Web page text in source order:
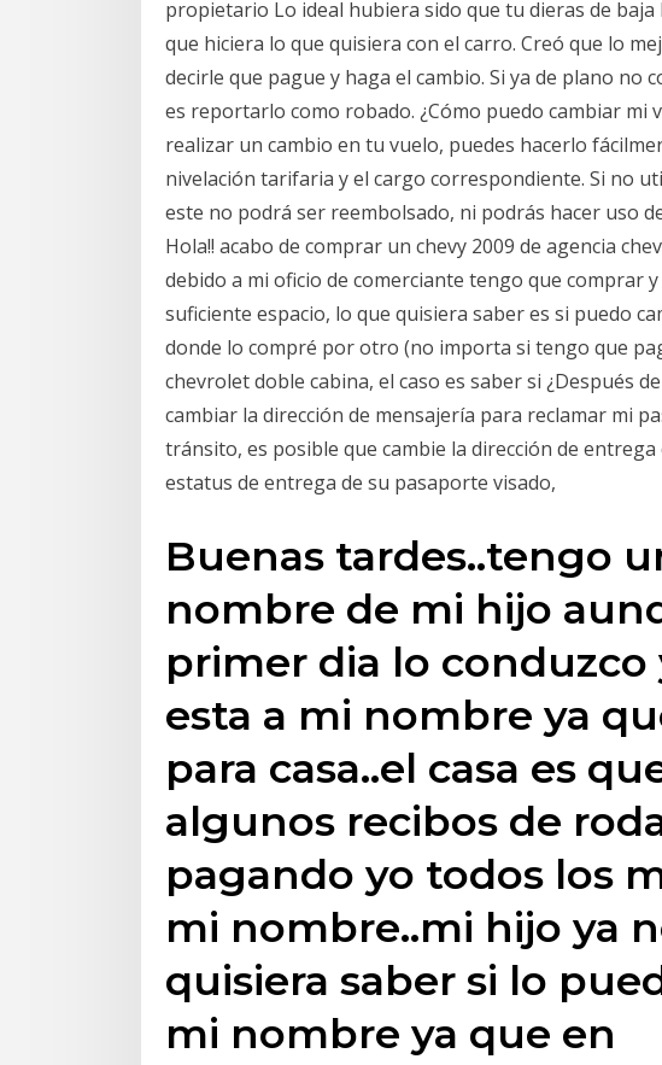
propietario Lo ideal hubiera sido que tu dieras de baja
que hiciera lo que quisiera con el carro. Creó que lo
decirle que pague y haga el cambio. Si ya de plano no
es reportarlo como robado. ¿Cómo puedo cambiar mi
realizar un cambio en tu vuelo, puedes hacerlo
nivelación tarifaria y el cargo correspondiente. Si no
este no podrá ser reembolsado, ni podrás hacer uso
Hola!! acabo de comprar un chevy 2009 de agencia
debido a mi oficio de comerciante tengo que comprar
suficiente espacio, lo que quisiera saber es si puedo
donde lo compré por otro (no importa si tengo que
chevrolet doble cabina, el caso es saber si ¿Después
cambiar la dirección de mensajería para reclamar mi
tránsito, es posible que cambie la dirección de
estatus de entrega de su pasaporte visado,
Buenas tardes..tengo
nombre de mi hijo
primer dia lo conduzco
esta a mi nombre ya
para casa..el casa es
algunos recibos de
pagando yo todos los
mi nombre..mi hijo ya
quisiera saber si lo
mi nombre ya que en